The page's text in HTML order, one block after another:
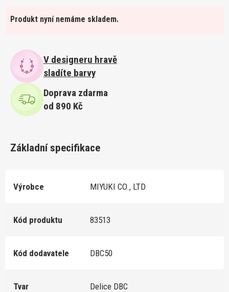
Produkt nyní nemáme skladem.
V designeru hravě
sladíte barvy
Doprava zdarma
od 890 Kč
Základní specifikace
Výrobce MIYUKI CO., LTD
Kód produktu 83513
Kód dodavatele DBC50
Tvar Delice DBC